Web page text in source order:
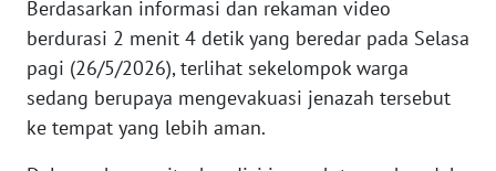
Berdasarkan informasi dan rekaman video
berdurasi 2 menit 4 detik yang beredar pada Selasa
pagi (26/5/2026), terlihat sekelompok warga
sedang berupaya mengevakuasi jenazah tersebut
ke tempat yang lebih aman.
KEPRI
WN
PAPUA